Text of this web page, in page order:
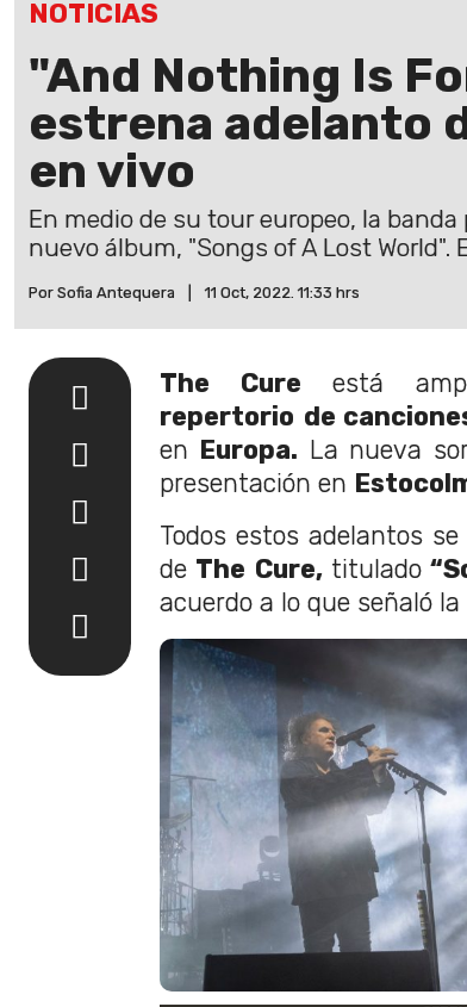
NOTICIAS
"And Nothing Is
estrena adelanto
en vivo
En medio de su tour europeo, la
nuevo álbum, "Songs of A Lost World".
Por Sofia Antequera 11 Oct, 2022. 11:33 hrs
The Cure está
repertorio de
en Europa. La nueva
presentación en
Todos estos adelantos
de The Cure,titulado
acuerdo a lo que señaló